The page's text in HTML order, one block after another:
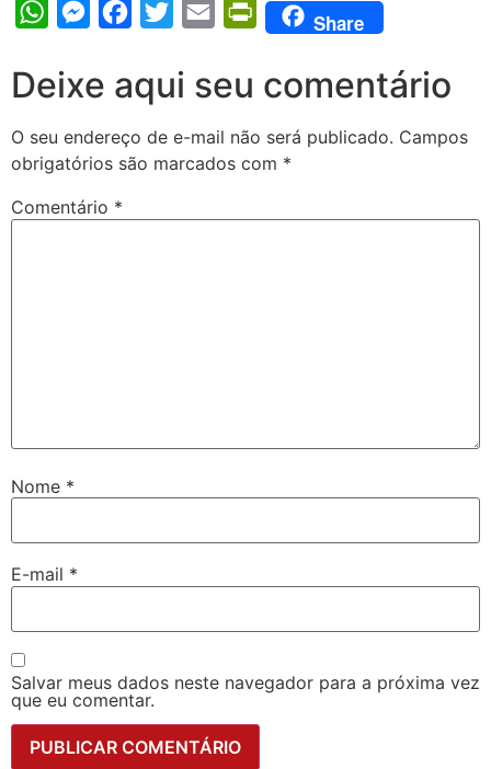
WhatsAppMessengerFacebook
Twitter Email PrintFriendly
Share
Deixe aqui seu comentário
O seu endereço de e-mail não será publicado. Campos
obrigatórios são marcados com *
Comentário *
Nome *
E-mail *
Salvar meus dados neste navegador para a próxima vez
que eu comentar.